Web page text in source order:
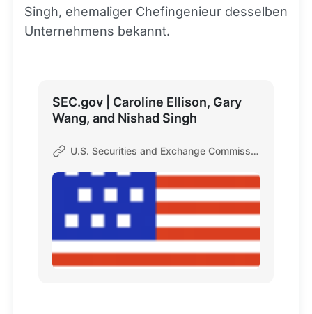
Singh, ehemaliger Chefingenieur desselben
Unternehmens bekannt.
SEC.gov | Caroline Ellison, Gary
Wang, and Nishad Singh
U.S. Securities and Exchange Commission